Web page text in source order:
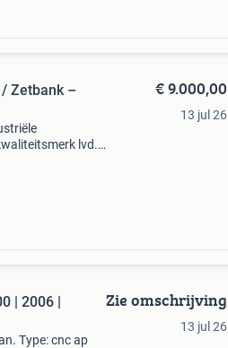
/ Zetbank –
lvd.
€ 9.000,00
13 jul 26
| 2006 |
Type: cnc ap
Zie omschrijving
13 jul 26